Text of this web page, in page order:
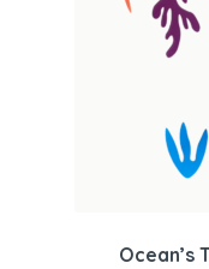
Ocean’s